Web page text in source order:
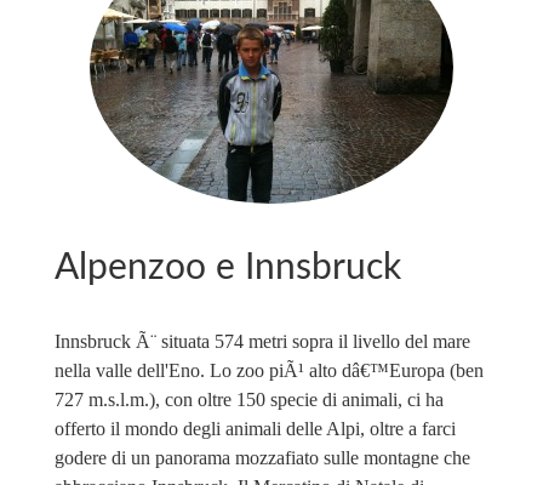
Alpenzoo e Innsbruck
Innsbruck Ã¨ situata 574 metri sopra il livello del mare
nella valle dell'Eno. Lo zoo piÃ¹ alto dâ€™Europa (ben
727 m.s.l.m.), con oltre 150 specie di animali, ci ha
offerto il mondo degli animali delle Alpi, oltre a farci
godere di un panorama mozzafiato sulle montagne che